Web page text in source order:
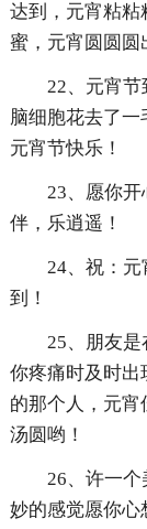
达到，元宵粘粘
蜜，元宵圆圆圆
22、元宵
脑细胞花去了一
元宵节快乐！
23、愿你
伴，乐逍遥！
24、祝：
到！
25、朋友
你疼痛时及时出
的那个人，元
汤圆哟！
26、许一
妙的感觉愿你心